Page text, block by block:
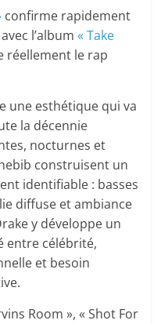
confirme rapidement
l’album« Take
réellement le rap
une esthétique qui va
la décennie
nocturnes et
construisent un
identifiable : basses
diffuse et ambiance
y développe un
entre célébrité,
et besoin
Room », « Shot For